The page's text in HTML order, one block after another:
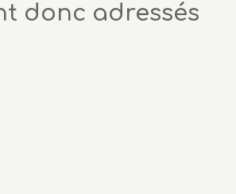
donc adressés